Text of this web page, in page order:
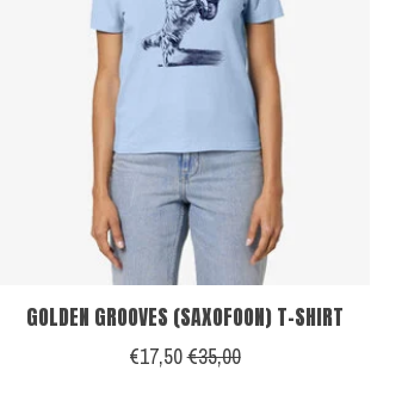
GOLDEN GROOVES (SAXOFOON) T-SHIRT
€17,50€35,00